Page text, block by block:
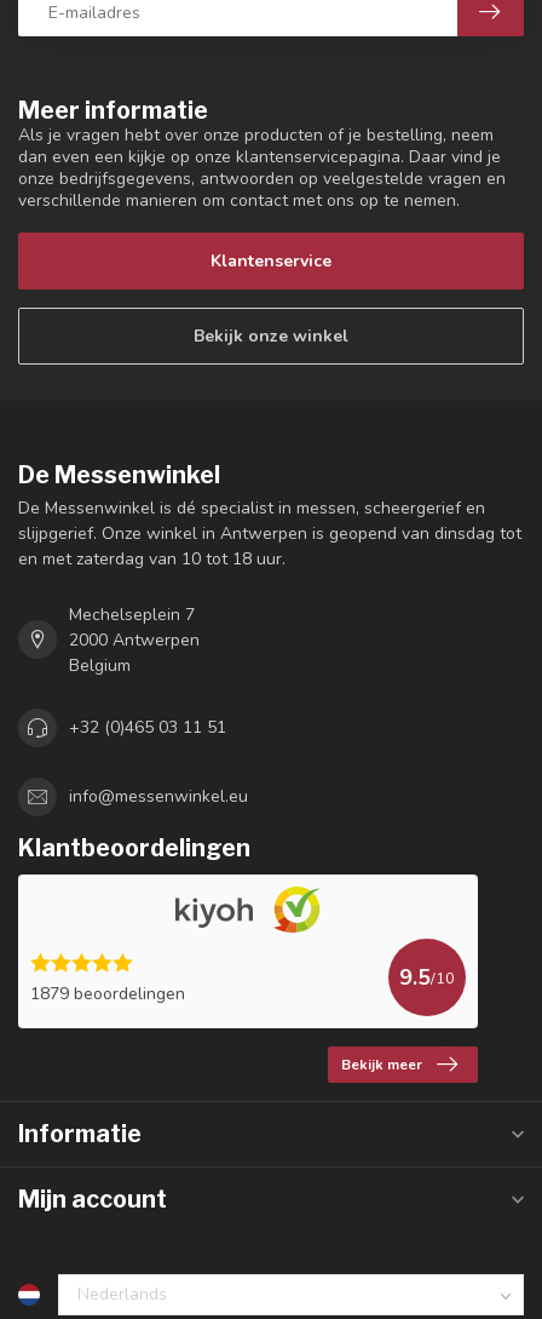
Meer informatie
Als je vragen hebt over onze producten of je bestelling, neem
dan even een kijkje op onze klantenservicepagina. Daar vind je
onze bedrijfsgegevens, antwoorden op veelgestelde vragen en
verschillende manieren om contact met ons op te nemen.
Klantenservice
Bekijk onze winkel
De Messenwinkel
De Messenwinkel is dé specialist in messen, scheergerief en
slijpgerief. Onze winkel in Antwerpen is geopend van dinsdag tot
en met zaterdag van 10 tot 18 uur.
Mechelseplein 7
2000 Antwerpen
Belgium
+32 (0)465 03 11 51
info@messenwinkel.eu
Klantbeoordelingen
1879 beoordelingen
9.5/10
Bekijk meer
Informatie
Mijn account